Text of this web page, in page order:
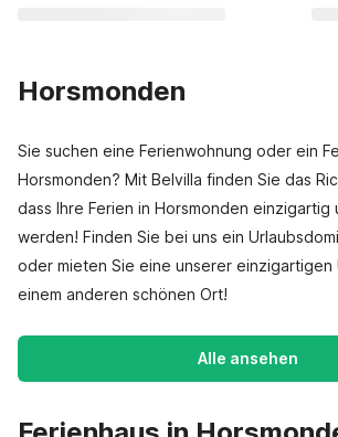
Horsmonden
Sie suchen eine Ferienwohnung oder ein
Horsmonden? Mit Belvilla finden Sie das
dass Ihre Ferien in Horsmonden einzigartig
werden! Finden Sie bei uns ein
oder mieten Sie eine unserer einzigartigen
einem anderen schönen Ort!
Alle ansehen